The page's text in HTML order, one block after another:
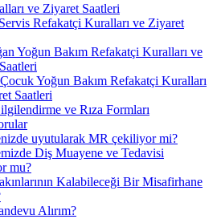
ve Ziyaret Saatleri
Refakatçi Kuralları ve Ziyaret
Yoğun Bakım Refakatçi Kuralları ve
Yoğun Bakım Refakatçi Kuralları
Saatleri
ve Rıza Formları
uyutularak MR çekiliyor mi?
Diş Muayene ve Tedavisi
mu?
Kalabileceği Bir Misafirhane
Alırım?